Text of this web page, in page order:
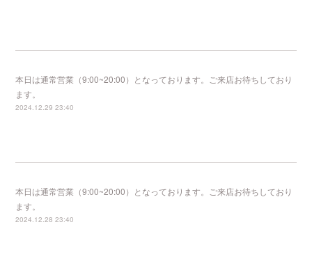
本日は通常営業（9:00~20:00）となっております。ご来店お待ちしており
ます。
2024.12.29 23:40
本日は通常営業（9:00~20:00）となっております。ご来店お待ちしており
ます。
2024.12.28 23:40